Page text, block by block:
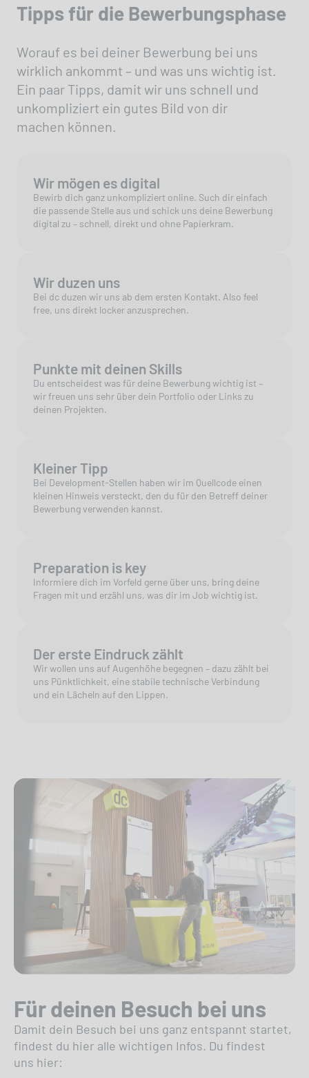
Tipps für die Bewerbungsphase
Worauf es bei deiner Bewerbung bei uns
wirklich ankommt – und was uns wichtig ist.
Ein paar Tipps, damit wir uns schnell und
unkompliziert ein gutes Bild von dir
machen können.
Wir mögen es digital
Bewirb dich ganz unkompliziert online. Such dir einfach
die passende Stelle aus und schick uns deine Bewerbung
digital zu – schnell, direkt und ohne Papierkram.
Wir duzen uns
Bei dc duzen wir uns ab dem ersten Kontakt. Also feel
free, uns direkt locker anzusprechen.
Punkte mit deinen Skills
Du entscheidest was für deine Bewerbung wichtig ist –
wir freuen uns sehr über dein Portfolio oder Links zu
deinen Projekten.
Kleiner Tipp
Bei Development-Stellen haben wir im Quellcode einen
kleinen Hinweis versteckt, den du für den Betreff deiner
Bewerbung verwenden kannst.
Preparation is key
Informiere dich im Vorfeld gerne über uns, bring deine
Fragen mit und erzähl uns, was dir im Job wichtig ist.
Der erste Eindruck zählt
Wir wollen uns auf Augenhöhe begegnen – dazu zählt bei
uns Pünktlichkeit, eine stabile technische Verbindung
und ein Lächeln auf den Lippen.
Für deinen Besuch bei uns
Damit dein Besuch bei uns ganz entspannt startet,
findest du hier alle wichtigen Infos. Du findest
uns hier: